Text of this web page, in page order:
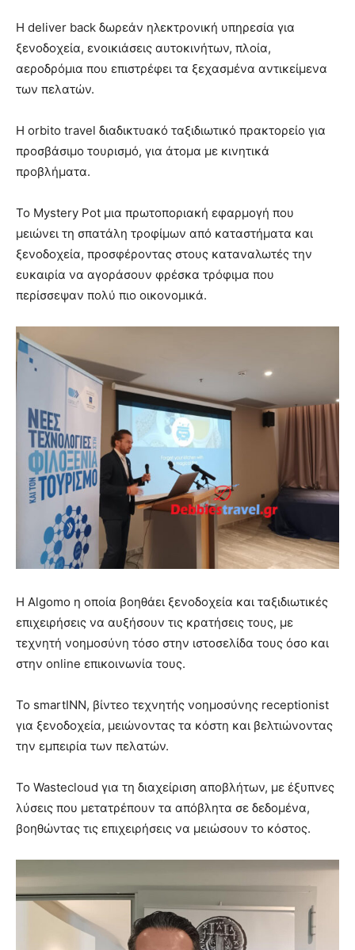
Η deliver back δωρεάν ηλεκτρονική υπηρεσία για
ξενοδοχεία, ενοικιάσεις αυτοκινήτων, πλοία,
αεροδρόμια που επιστρέφει τα ξεχασμένα αντικείμενα
των πελατών.
Η orbito travel διαδικτυακό ταξιδιωτικό πρακτορείο για
προσβάσιμο τουρισμό, για άτομα με κινητικά
προβλήματα.
Το Mystery Pot μια πρωτοποριακή εφαρμογή που
μειώνει τη σπατάλη τροφίμων από καταστήματα και
ξενοδοχεία, προσφέροντας στους καταναλωτές την
ευκαιρία να αγοράσουν φρέσκα τρόφιμα που
περίσσεψαν πολύ πιο οικονομικά.
Η Algomo η οποία βοηθάει ξενοδοχεία και ταξιδιωτικές
επιχειρήσεις να αυξήσουν τις κρατήσεις τους, με
τεχνητή νοημοσύνη τόσο στην ιστοσελίδα τους όσο και
στην online επικοινωνία τους.
Το smartINN, βίντεο τεχνητής νοημοσύνης receptionist
για ξενοδοχεία, μειώνοντας τα κόστη και βελτιώνοντας
την εμπειρία των πελατών.
Το Wastecloud για τη διαχείριση αποβλήτων, με έξυπνες
λύσεις που μετατρέπουν τα απόβλητα σε δεδομένα,
βοηθώντας τις επιχειρήσεις να μειώσουν το κόστος.